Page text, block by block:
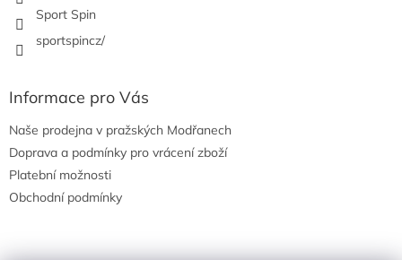
Sport Spin
sportspincz/
Informace pro Vás
Naše prodejna v pražských Modřanech
Doprava a podmínky pro vrácení zboží
Platební možnosti
Obchodní podmínky